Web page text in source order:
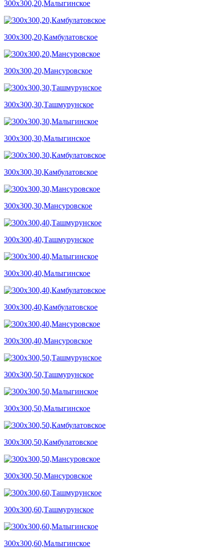
300х300,20,Малыгинское
300х300,20,Камбулатовское
300х300,20,Мансуровское
300х300,30,Ташмурунское
300х300,30,Малыгинское
300х300,30,Камбулатовское
300х300,30,Мансуровское
300х300,40,Ташмурунское
300х300,40,Малыгинское
300х300,40,Камбулатовское
300х300,40,Мансуровское
300х300,50,Ташмурунское
300х300,50,Малыгинское
300х300,50,Камбулатовское
300х300,50,Мансуровское
300х300,60,Ташмурунское
300х300,60,Малыгинское